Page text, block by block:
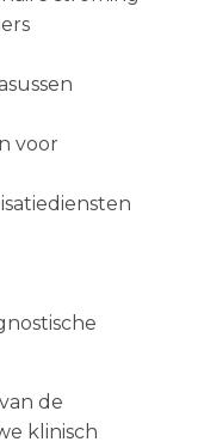
voor
de
klinisch